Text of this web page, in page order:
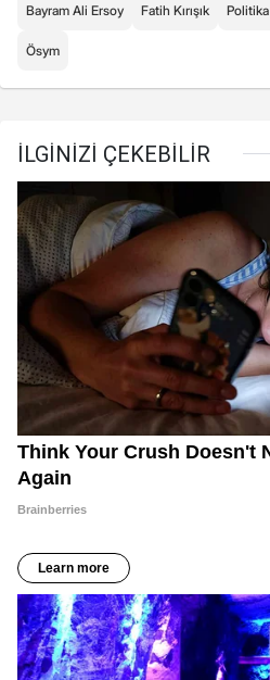
Bayram Ali Ersoy Fatih Kırışık Politika
Ösym